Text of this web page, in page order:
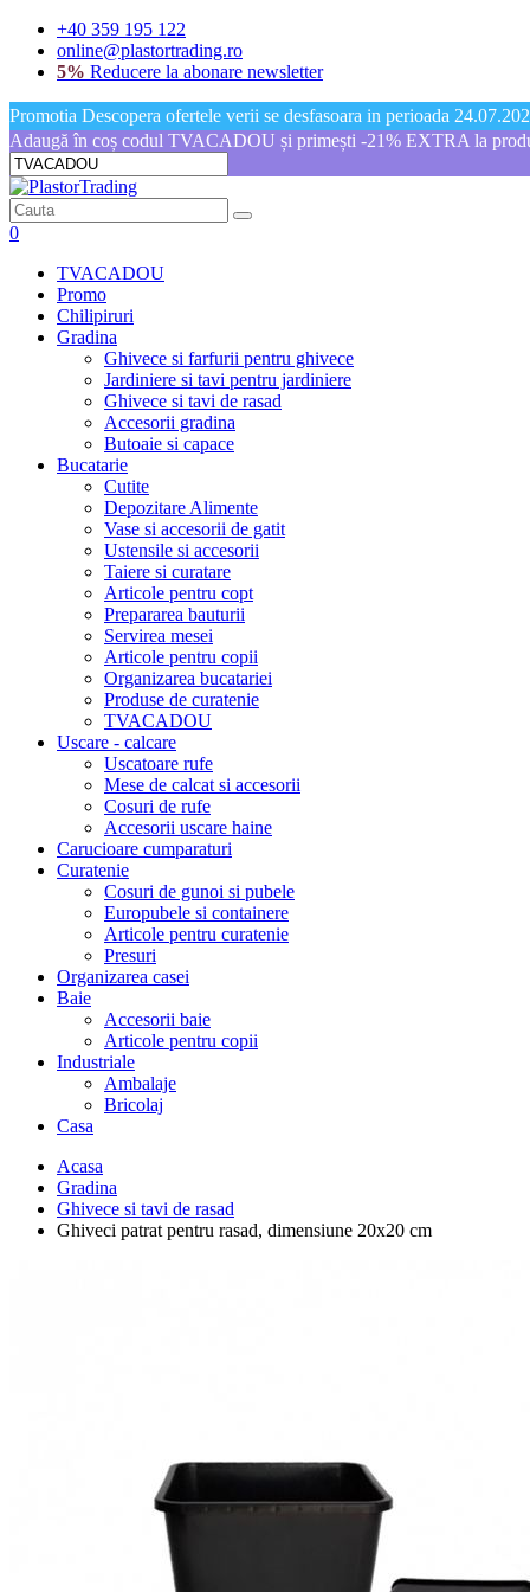
+40 359 195 122
online@plastortrading.ro
5% Reducere la abonare newsletter
Promotia Descopera ofertele verii se desfasoara in perioada
Adaugă în coș codul TVACADOU și primești -21% EXTRA la
0
TVACADOU
Promo
Chilipiruri
Gradina
Ghivece si farfurii pentru ghivece
Jardiniere si tavi pentru jardiniere
Ghivece si tavi de rasad
Accesorii gradina
Butoaie si capace
Bucatarie
Cutite
Depozitare Alimente
Vase si accesorii de gatit
Ustensile si accesorii
Taiere si curatare
Articole pentru copt
Prepararea bauturii
Servirea mesei
Articole pentru copii
Organizarea bucatariei
Produse de curatenie
TVACADOU
Uscare - calcare
Uscatoare rufe
Mese de calcat si accesorii
Cosuri de rufe
Accesorii uscare haine
Carucioare cumparaturi
Curatenie
Cosuri de gunoi si pubele
Europubele si containere
Articole pentru curatenie
Presuri
Organizarea casei
Baie
Accesorii baie
Articole pentru copii
Industriale
Ambalaje
Bricolaj
Casa
Acasa
Gradina
Ghivece si tavi de rasad
Ghiveci patrat pentru rasad, dimensiune 20x20 cm